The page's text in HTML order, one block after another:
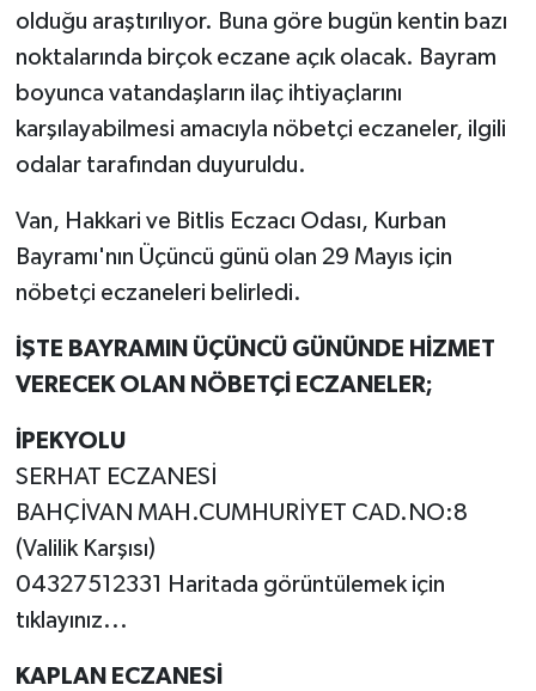
olduğu araştırılıyor. Buna göre bugün kentin bazı
noktalarında birçok eczane açık olacak. Bayram
boyunca vatandaşların ilaç ihtiyaçlarını
karşılayabilmesi amacıyla nöbetçi eczaneler, ilgili
odalar tarafından duyuruldu.
Van, Hakkari ve Bitlis Eczacı Odası, Kurban
Bayramı'nın Üçüncü günü olan 29 Mayıs için
nöbetçi eczaneleri belirledi.
İŞTE BAYRAMIN ÜÇÜNCÜ GÜNÜNDE HİZMET
VERECEK OLAN NÖBETÇİ ECZANELER;
İPEKYOLU
SERHAT ECZANESİ
BAHÇİVAN MAH.CUMHURİYET CAD.NO:8
(Valilik Karşısı)
04327512331 Haritada görüntülemek için
tıklayınız...
KAPLAN ECZANESİ